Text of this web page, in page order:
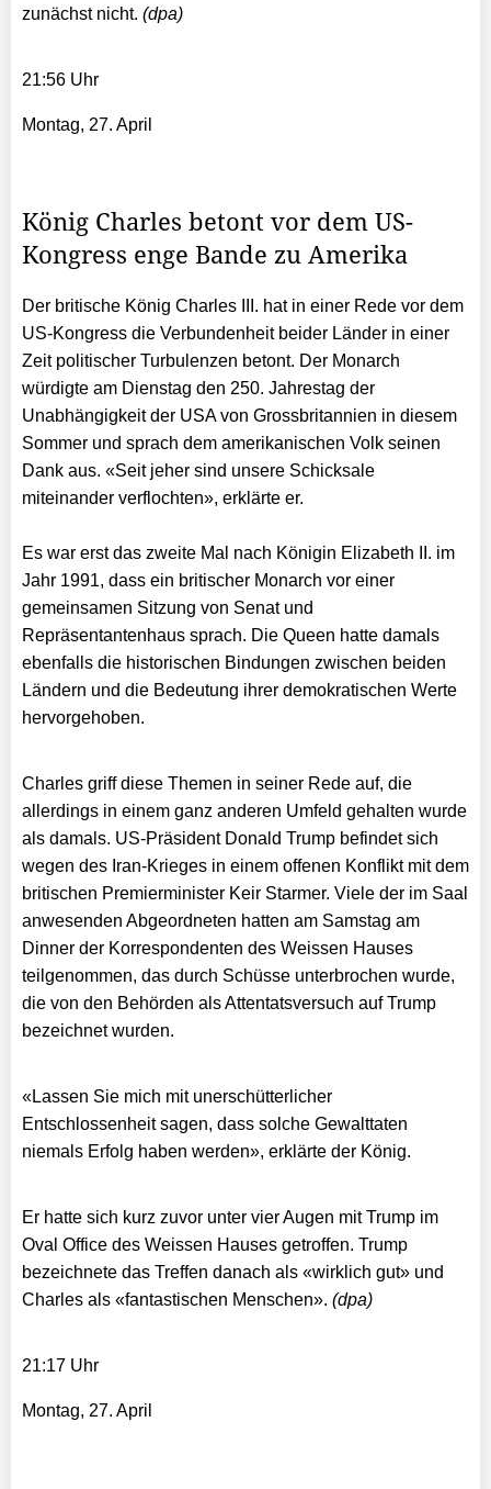
zunächst nicht. (dpa)
21:56 Uhr
Montag, 27. April
König Charles betont vor dem US-
Kongress enge Bande zu Amerika
Der britische König Charles III. hat in einer Rede vor dem
US-Kongress die Verbundenheit beider Länder in einer
Zeit politischer Turbulenzen betont. Der Monarch
würdigte am Dienstag den 250. Jahrestag der
Unabhängigkeit der USA von Grossbritannien in diesem
Sommer und sprach dem amerikanischen Volk seinen
Dank aus. «Seit jeher sind unsere Schicksale
miteinander verflochten», erklärte er.
Es war erst das zweite Mal nach Königin Elizabeth II. im
Jahr 1991, dass ein britischer Monarch vor einer
gemeinsamen Sitzung von Senat und
Repräsentantenhaus sprach. Die Queen hatte damals
ebenfalls die historischen Bindungen zwischen beiden
Ländern und die Bedeutung ihrer demokratischen Werte
hervorgehoben.
Charles griff diese Themen in seiner Rede auf, die
allerdings in einem ganz anderen Umfeld gehalten wurde
als damals. US-Präsident Donald Trump befindet sich
wegen des Iran-Krieges in einem offenen Konflikt mit dem
britischen Premierminister Keir Starmer. Viele der im Saal
anwesenden Abgeordneten hatten am Samstag am
Dinner der Korrespondenten des Weissen Hauses
teilgenommen, das durch Schüsse unterbrochen wurde,
die von den Behörden als Attentatsversuch auf Trump
bezeichnet wurden.
«Lassen Sie mich mit unerschütterlicher
Entschlossenheit sagen, dass solche Gewalttaten
niemals Erfolg haben werden», erklärte der König.
Er hatte sich kurz zuvor unter vier Augen mit Trump im
Oval Office des Weissen Hauses getroffen. Trump
bezeichnete das Treffen danach als «wirklich gut» und
Charles als «fantastischen Menschen». (dpa)
21:17 Uhr
Montag, 27. April